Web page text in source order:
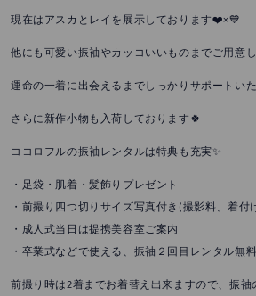
現在はアスカとレイを展示しております❤️×💙
他にも可愛い振袖やカッコいいものまでご用意
運命の一着に出会えるまでしっかりサポートい
さらに新作小物も入荷しております🍀
ココロフルの振袖レンタルは特典も充実✨
・足袋・肌着・髪飾りプレゼント
・前撮り四つ切りサイズ写真付き(撮影料、着付
・成人式当日は提携美容室ご案内
・卒業式などで使える、振袖２回目レンタル無
前撮り時は2着までお着替え出来ますので、振袖